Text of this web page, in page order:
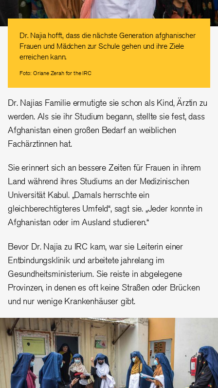
Dr. Najia hofft, dass die nächste Generation afghanischer
Frauen und Mädchen zur Schule gehen und ihre Ziele
erreichen kann.
Foto: Oriane Zerah for the IRC
Dr. Najias Familie ermutigte sie schon als Kind, Ärztin zu
werden. Als sie ihr Studium begann, stellte sie fest, dass
Afghanistan einen großen Bedarf an weiblichen
Fachärztinnen hat.
Sie erinnert sich an bessere Zeiten für Frauen in ihrem
Land während ihres Studiums an der Medizinischen
Universität Kabul. „Damals herrschte ein
gleichberechtigteres Umfeld“, sagt sie. „Jeder konnte in
Afghanistan oder im Ausland studieren.“
Bevor Dr. Najia zu IRC kam, war sie Leiterin einer
Entbindungsklinik und arbeitete jahrelang im
Gesundheitsministerium. Sie reiste in abgelegene
Provinzen, in denen es oft keine Straßen oder Brücken
und nur wenige Krankenhäuser gibt.